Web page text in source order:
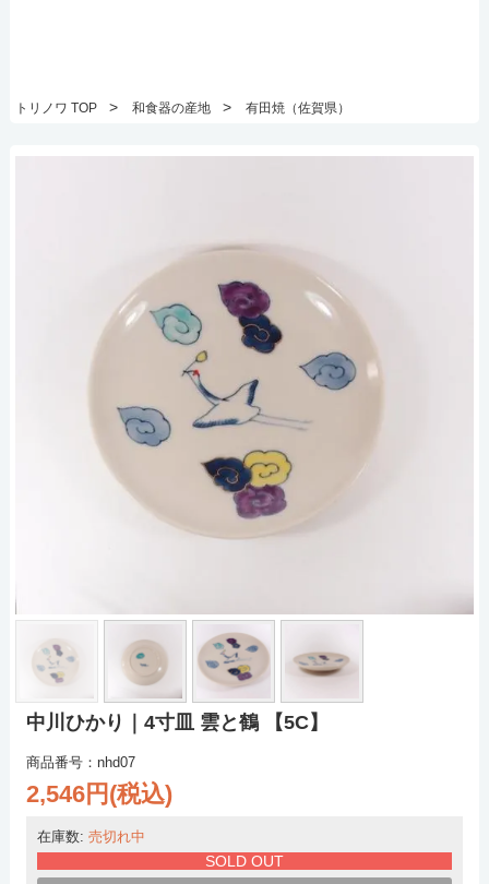
トリノワ TOP > 和食器の産地 > 有田焼（佐賀県）
中川ひかり｜4寸皿 雲と鶴 【5C】
商品番号：nhd07
2,546円(税込)
在庫数: 売切れ中
SOLD OUT